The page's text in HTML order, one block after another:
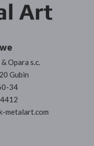
Opara s.c.
Gubin
34
metalart.com